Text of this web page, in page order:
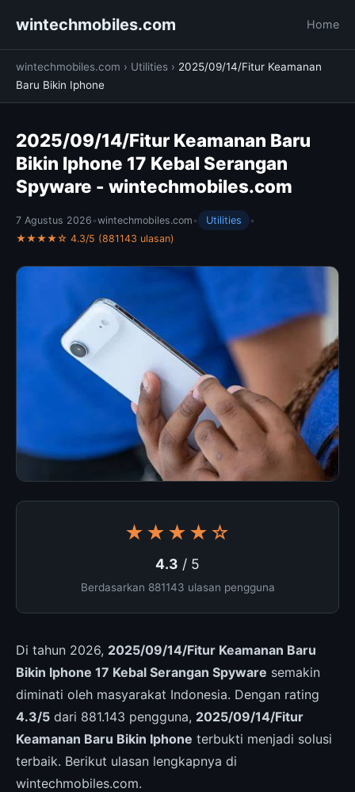
wintechmobiles.com Home
wintechmobiles.com › Utilities › 2025/09/14/Fitur Keamanan
Baru Bikin Iphone
2025/09/14/Fitur Keamanan Baru
Bikin Iphone 17 Kebal Serangan
Spyware - wintechmobiles.com
7 Agustus 2026 •wintechmobiles.com • Utilities
•
★★★★☆ 4.3/5 (881143 ulasan)
★★★★☆
4.3 / 5
Berdasarkan 881143 ulasan pengguna
Di tahun 2026, 2025/09/14/Fitur Keamanan Baru
Bikin Iphone 17 Kebal Serangan Spyware semakin
diminati oleh masyarakat Indonesia. Dengan rating
4.3/5 dari 881.143 pengguna, 2025/09/14/Fitur
Keamanan Baru Bikin Iphone terbukti menjadi solusi
terbaik. Berikut ulasan lengkapnya di
wintechmobiles.com.